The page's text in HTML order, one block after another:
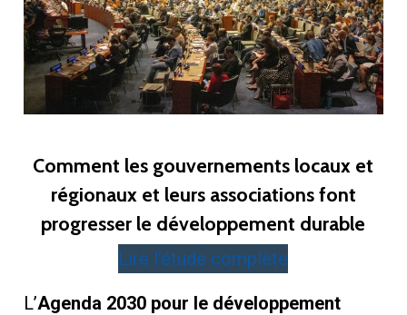
Comment les gouvernements locaux et
régionaux et leurs associations font
progresser le développement durable
Lire l’étude complète
L’Agenda 2030 pour le développement